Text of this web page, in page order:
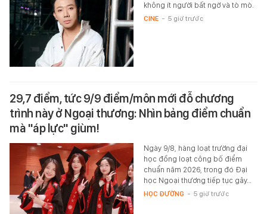
không ít người bất ngờ và tò mò.
CINE - 5 giờ trước
29,7 điểm, tức 9/9 điểm/môn mới đỗ chương
trình này ở Ngoại thương: Nhìn bảng điểm chuẩn
mà "áp lực" giùm!
Ngày 9/8, hàng loạt trường đại
học đồng loạt công bố điểm
chuẩn năm 2026, trong đó Đại
học Ngoại thương tiếp tục gây…
HỌC ĐƯỜNG - 5 giờ trước